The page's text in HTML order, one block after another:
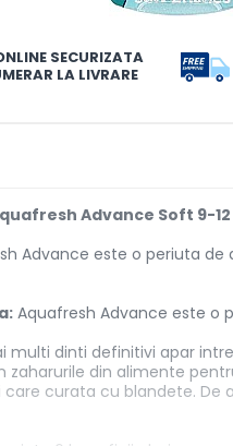
SECURIZATA
LA LIVRARE
Advance Soft 9-
Advance este o periuta
Aquafresh Advance este o
multi dinti definitivi apar
zaharurile din alimente
curata cu blandete. De